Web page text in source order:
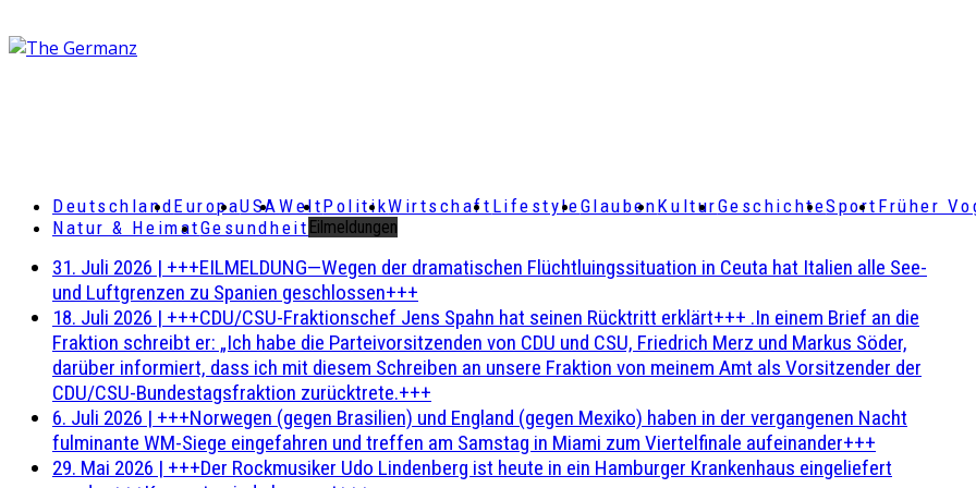
DeutschlandEuropaUSAWeltPolitikWirtschaft LifestyleGlaubenKulturGeschichteSport Früher
Natur & HeimatGesundheit Eilmeldungen
31. Juli 2026 | +++EILMELDUNG—Wegen der dramatischen Flüchtluingssituation in Ceuta hat Italien alle See-
und Luftgrenzen zu Spanien geschlossen+++
18. Juli 2026 | +++CDU/CSU-Fraktionschef Jens Spahn hat seinen Rücktritt erklärt+++ .In einem Brief an die
Fraktion schreibt er: „Ich habe die Parteivorsitzenden von CDU und CSU, Friedrich Merz und Markus Söder,
darüber informiert, dass ich mit diesem Schreiben an unsere Fraktion von meinem Amt als Vorsitzender der
CDU/CSU-Bundestagsfraktion zurücktrete.+++
6. Juli 2026 | +++Norwegen (gegen Brasilien) und England (gegen Mexiko) haben in der vergangenen Nacht
fulminante WM-Siege eingefahren und treffen am Samstag in Miami zum Viertelfinale aufeinander+++
29. Mai 2026 | +++Der Rockmusiker Udo Lindenberg ist heute in ein Hamburger Krankenhaus eingeliefert